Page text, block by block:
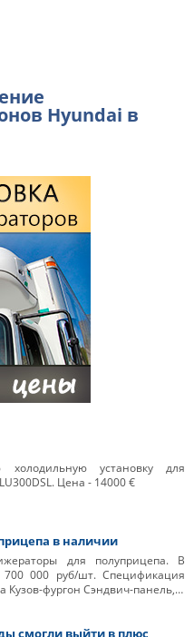
Hyundai в
холодильную установку для
Цена - 14000 €
в наличии
для полуприцепа. В
000 руб/шт. Спецификация
Кузов-фургон Сэндвич-панель,…
смогли выйти в плюс